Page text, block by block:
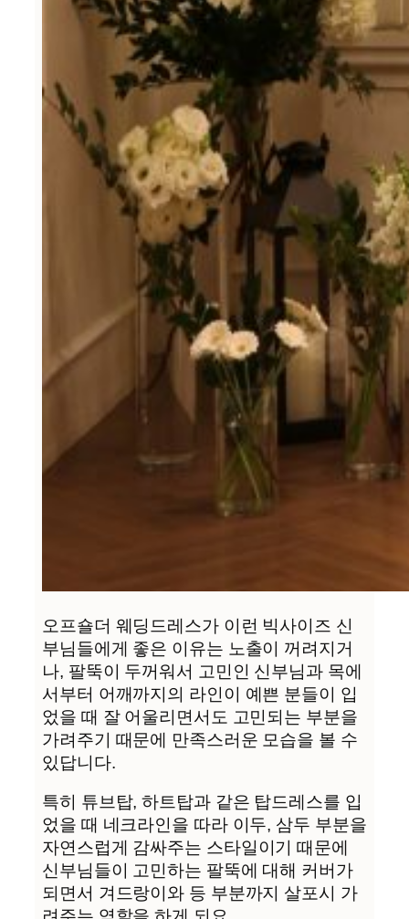
오프숄더 웨딩드레스가 이런 빅사이즈 신
부님들에게 좋은 이유는 노출이 꺼려지거
나, 팔뚝이 두꺼워서 고민인 신부님과 목에
서부터 어깨까지의 라인이 예쁜 분들이 입
었을 때 잘 어울리면서도 고민되는 부분을
가려주기 때문에 만족스러운 모습을 볼 수
있답니다.
특히 튜브탑, 하트탑과 같은 탑드레스를 입
었을 때 네크라인을 따라 이두, 삼두 부분을
자연스럽게 감싸주는 스타일이기 때문에
신부님들이 고민하는 팔뚝에 대해 커버가
되면서 겨드랑이와 등 부분까지 살포시 가